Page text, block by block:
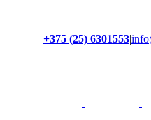
+375 (25) 6301553|